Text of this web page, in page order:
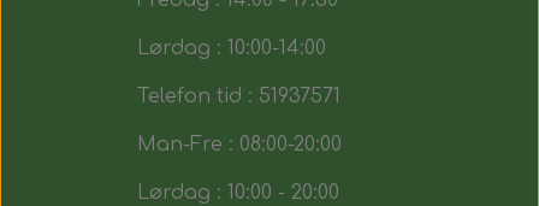
Lørdag : 10:00-14:00
Telefon tid : 51937571
Man-Fre : 08:00-20:00
Lørdag : 10:00 - 20:00